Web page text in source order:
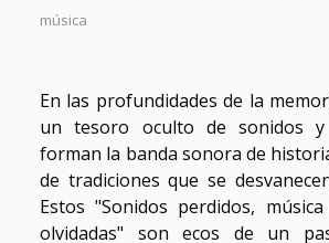
música
En las profundidades de la
un tesoro oculto de sonidos y
forman la banda sonora de
de tradiciones que se
Estos "Sonidos perdidos,
olvidadas" son ecos de un